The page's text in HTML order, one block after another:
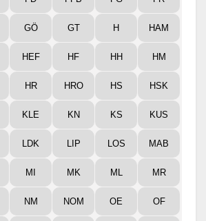
GÖ GT H HAM
HEF HF HH HM
HR HRO HS HSK
KLE KN KS KUS
LDK LIP LOS MAB
MI MK ML MR
NM NOM OE OF